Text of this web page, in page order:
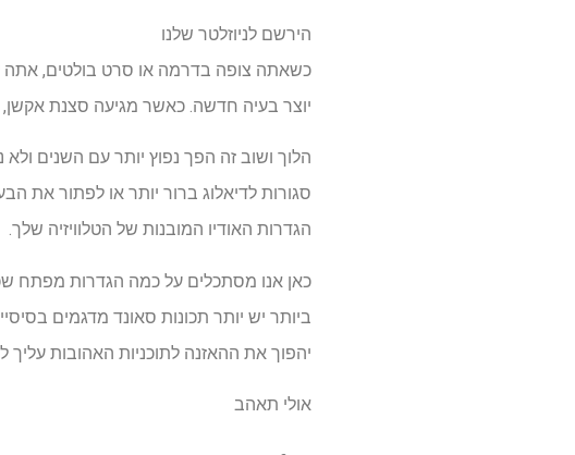
הירשם לניוזלטר שלנו
כשאתה צופה בדרמה או סרט בולטים, אתה
יוצר בעיה חדשה. כאשר מגיעה סצנת אקשן,
הלוך ושוב זה הפך נפוץ יותר עם השנים
סגורות לדיאלוג ברור יותר או לפתור את
הגדרות האודיו המובנות של הטלוויזיה שלך.
ביותר יש יותר תכונות סאונד מדגמים
יהפוך את ההאזנה לתוכניות האהובות עליך
אולי תאהב